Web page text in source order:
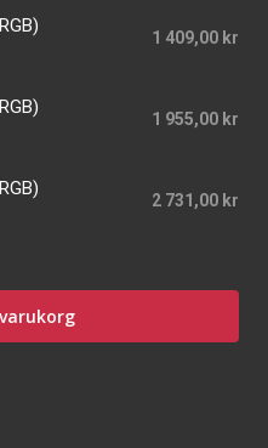
1 409,00 kr
1 955,00 kr
2 731,00 kr